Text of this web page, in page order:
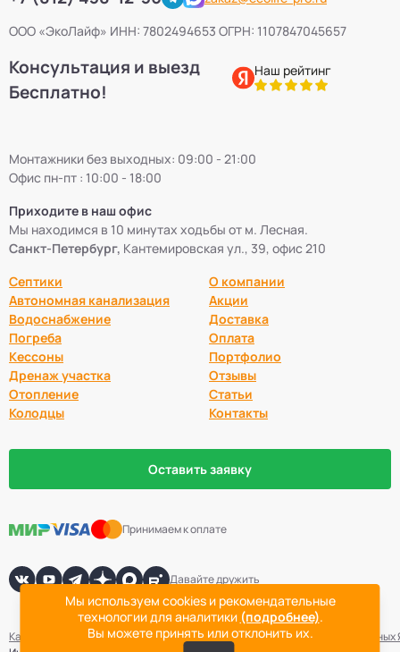
ООО «ЭкоЛайф» ИНН: 7802494653 ОГРН: 1107847045657
Консультация и выезд
Бесплатно!
Наш рейтинг
Монтажники без выходных: 09:00 - 21:00
Офис пн-пт : 10:00 - 18:00
Приходите в наш офис
Мы находимся в 10 минутах ходьбы от м. Лесная.
Санкт-Петербург, Кантемировская ул., 39, офис 210
Септики
Автономная канализация
Водоснабжение
Погреба
Кессоны
Дренаж участка
Отопление
Колодцы
О компании
Акции
Доставка
Оплата
Портфолио
Отзывы
Статьи
Контакты
Оставить заявку
Принимаем к оплате
Давайте дружить
Карта сайта Политика конфиденциальностиСогласие на обработку
Мы используем cookies и рекомендательные
технологии для аналитики (подробнее).
Вы можете принять или отклонить их.